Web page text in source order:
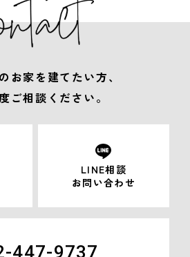
お家を建てたい方、
ご相談ください。
447-9737
LINE相談
お問い合わせ